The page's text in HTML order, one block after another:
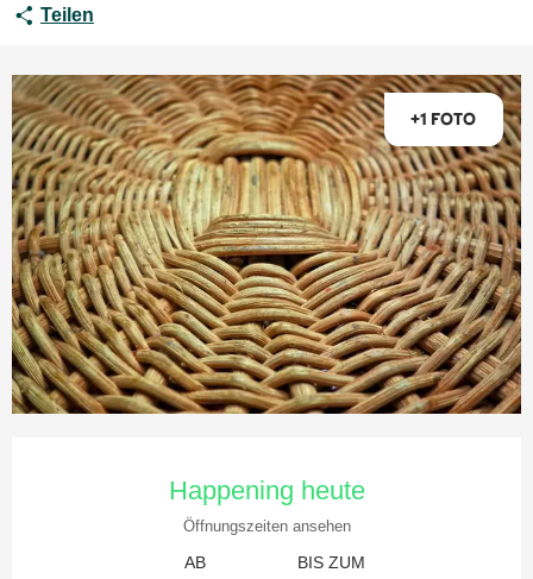
Teilen
+1 FOTO
Happening heute
Öffnungszeiten ansehen
AB BIS ZUM